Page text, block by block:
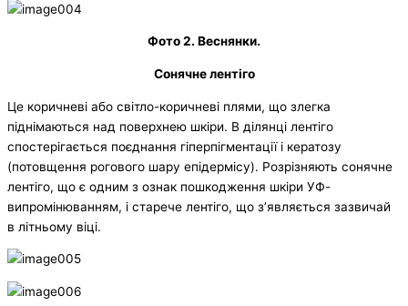
Фото 2. Веснянки.
Сонячне лентіго
Це коричневі або світло-коричневі плями, що злегка
піднімаються над поверхнею шкіри. В ділянці лентіго
спостерігається поєднання гіперпігментації і кератозу
(потовщення рогового шару епідермісу). Розрізняють сонячне
лентіго, що є одним з ознак пошкодження шкіри УФ-
випромінюванням, і старече лентіго, що з’являється зазвичай
в літньому віці.